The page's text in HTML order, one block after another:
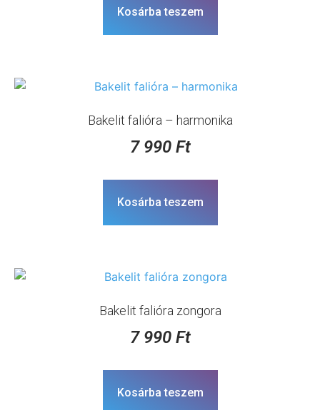
Kosárba teszem
Bakelit falióra – harmonika
7 990 Ft
Kosárba teszem
Bakelit falióra zongora
7 990 Ft
Kosárba teszem